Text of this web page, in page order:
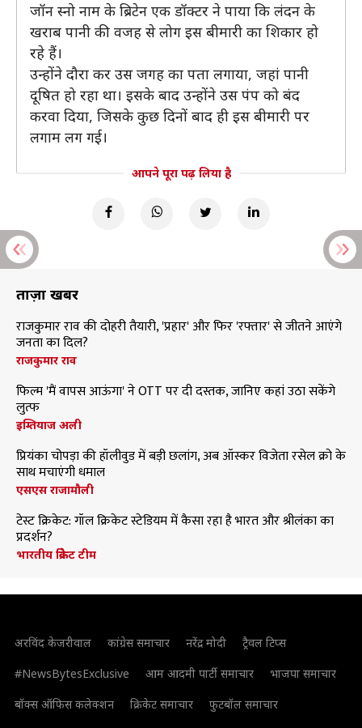
जॉन स्नो नाम के ब्रिटेन एक डॉक्टर ने पाया कि लंदन के
खराब पानी की वजह से लोग इस बीमारी का शिकार हो
रहे हैं।
उन्होंने दौरा कर उस जगह का पता लगाया, जहां पानी
दूषित हो रहा था। इसके बाद उन्होंने उस पंप को बंद
करवा दिया, जिसके कुछ दिनों बाद ही इस बीमारी पर
लगाम लग गई।
आपने पूरा पढ़ लिया है
ताज़ा खबरें
राजकुमार राव की दोहरी तैयारी, 'प्रहार' और फिर 'रफ्तार' से जीतने आएंगे
जनता का दिल?
राजकुमार राव
फिल्म 'मैं वापस आऊंगा' ने OTT पर दी दस्तक, जानिए कहां उठा सकेंगे
लुत्फ
इम्तियाज अली
प्रियंका चोपड़ा की हॉलीवुड में बड़ी छलांग, अब ऑस्कर विजेता रसेल क्रो के
साथ मचाएंगी धमाल
एसएस राजामौली
टेस्ट क्रिकेट: गॉल क्रिकेट स्टेडियम में कैसा रहा है भारत और श्रीलंका का
प्रदर्शन?
भारतीय क्रिकेट टीम
अरविंद केजरीवाल कांग्रेस समाचार नरेंद्र मोदी
ट्रैवल टिप्स
#NewsBytesExclusive
आम आदमी पार्टी समाचार
भाजपा समाचार
बॉक्स ऑफिस कलेक्शन
क्रिकेट समाचार
फुटबॉल समाचार